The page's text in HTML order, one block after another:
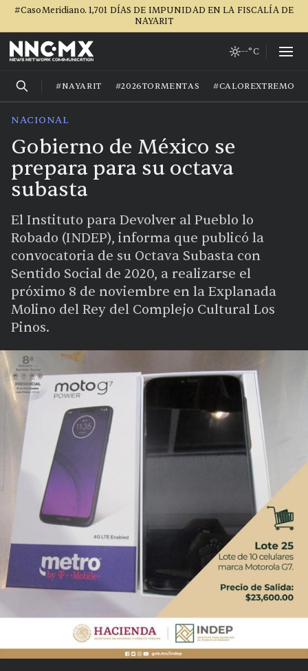
#CasoMeridiano. 1,701 DÍAS DE IMPUNIDAD EN LA FISCALÍA DE
NAYARIT
--°C
#NAYARIT #2026TORMENTAS #CALOREXTREMO
NACIONAL
Gobierno de México se
prepara para su octava
subasta
El Instituto para Devolver al Pueblo lo
Robado (INDEP), informa que publicó la
convocatoria de su Octava Subasta con
Sentido Social de 2020, a realizarse el
próximo 8 de noviembre en la Explanada
Molino del Rey del Complejo Cultural Los
Pinos.